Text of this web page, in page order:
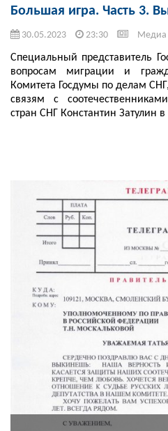
Большая игра. Часть 3.
30.05.2023 23:30 Медиа
Специальный представитель
вопросам миграции и
Комитета Госдумы по делам
связям с
стран СНГ Константин Затулин в